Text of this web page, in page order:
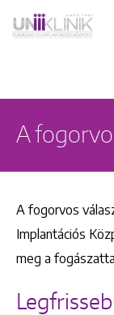
A
A fogorvos
Implantációs
meg a